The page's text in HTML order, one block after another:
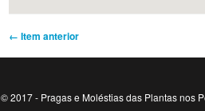
← Item anterior
© 2017 - Pragas e Moléstias das Plantas nos